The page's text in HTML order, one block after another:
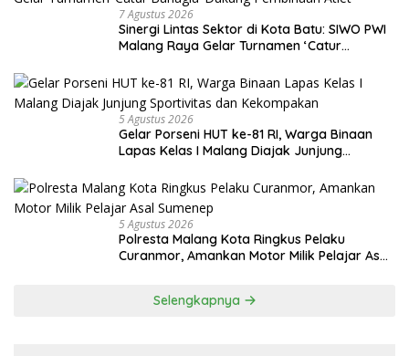
7 Agustus 2026
Sinergi Lintas Sektor di Kota Batu: SIWO PWI
Malang Raya Gelar Turnamen ‘Catur
5 Agustus 2026
Gelar Porseni HUT ke-81 RI, Warga Binaan
Lapas Kelas I Malang Diajak Junjung
5 Agustus 2026
Polresta Malang Kota Ringkus Pelaku
Curanmor, Amankan Motor Milik Pelajar Asal
Selengkapnya